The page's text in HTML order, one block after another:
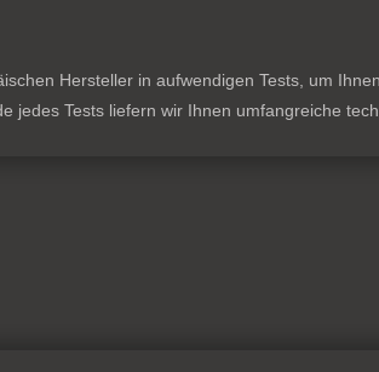
Hersteller in aufwendigen Tests, um
jedes Tests liefern wir Ihnen umfangreiche